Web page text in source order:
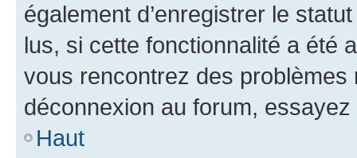
également d’enregistrer le
lus, si cette fonctionnalité a été
vous rencontrez des
déconnexion au forum,
Haut